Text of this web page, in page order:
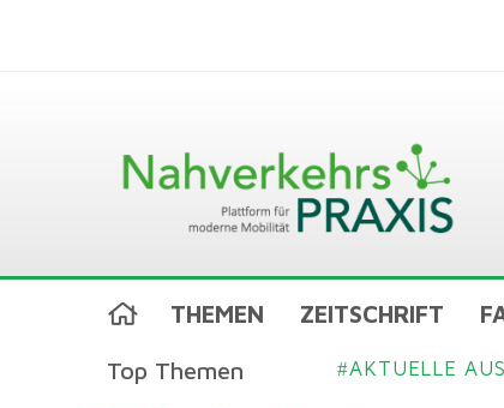
THEMEN ZEITSCHRIFT
Top Themen #AKTUELLE